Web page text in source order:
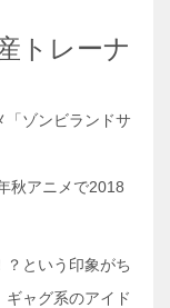
トレーナ
「ゾンビランドサ
秋アニメで2018
という印象がち
ギャグ系のアイド